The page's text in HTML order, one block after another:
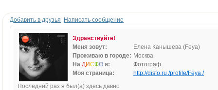
Добавить в друзья Написать сообщение
Здравствуйте!
Меня зовут:
Елена Канышева (Feya)
Проживаю в городе: Москва
На ДИСФО я:
Фотограф
Моя страница:
http://disfo.ru /profile/Feya /
Последний раз я был(а) здесь давно